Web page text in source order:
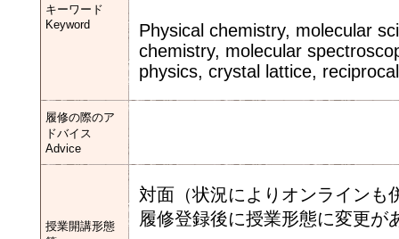
キーワード
Keyword
Physical chemistry, molecular
chemistry, molecular
physics, crystal lattice,
履修の際のア
ドバイス
Advice
授業開講形態
対面（状況によりオンラインも
履修登録後に授業形態に変更が